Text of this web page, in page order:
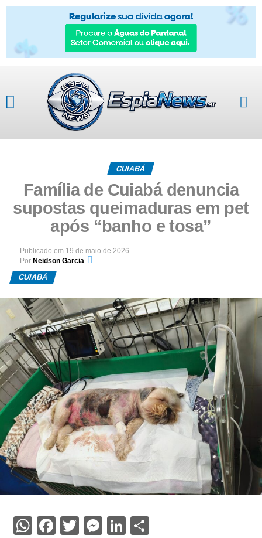
CUIABÁ
Família de Cuiabá denuncia
supostas queimaduras em pet
após “banho e tosa”
Publicado em 19 de maio de 2026
Por Neidson Garcia
CUIABÁ
WhatsApp
Facebook
Twitter
Messenger
LinkedIn
Share